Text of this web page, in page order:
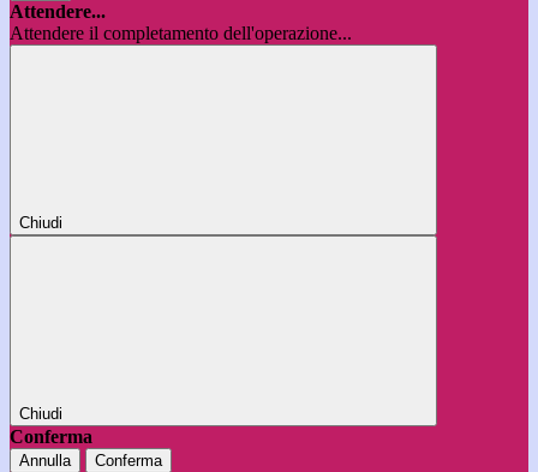
Attendere...
Attendere il completamento dell'operazione...
Chiudi
Chiudi
Conferma
Annulla Conferma